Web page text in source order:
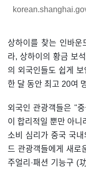
상하이를 찾는 인바
라, 상하이의 황금 보
의 외국인들도 쉽게
한 달 동안 최고 20여
외국인 관광객들은 "
이 합리적일 뿐만 아
소비 심리가 중국 국
드 관광객들에게 새로
주얼리·패션 기능구 (